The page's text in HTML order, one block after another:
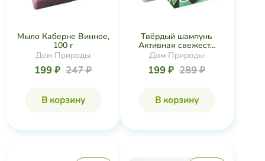
Мыло Каберне Винное,
100 г
Дом Природы
199 ₽ 247 ₽
В корзину
Твёрдый шампунь
Активная свежест...
Дом Природы
199 ₽ 289 ₽
В корзину